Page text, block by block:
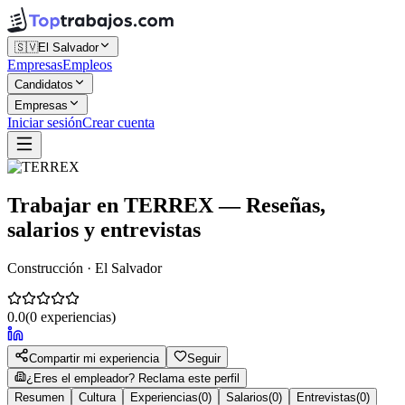
🇸🇻El Salvador
EmpresasEmpleos
Candidatos
Empresas
Iniciar sesiónCrear cuenta
Trabajar en TERREX— Reseñas,
salarios y entrevistas
Construcción · El Salvador
0.0(0 experiencias)
Compartir mi experiencia
Seguir
¿Eres el empleador? Reclama este perfil
Resumen
Cultura Experiencias(0) Salarios(0) Entrevistas(0)